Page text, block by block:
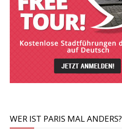
WER IST PARIS MAL ANDERS?